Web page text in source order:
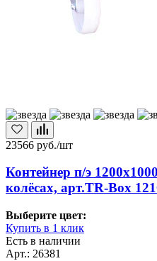
23566 руб./шт
Контейнер п/э
колёсах, арт.TR-Box
Выберите цвет:
Купить в 1 клик
Есть в наличии
Арт.: 26381